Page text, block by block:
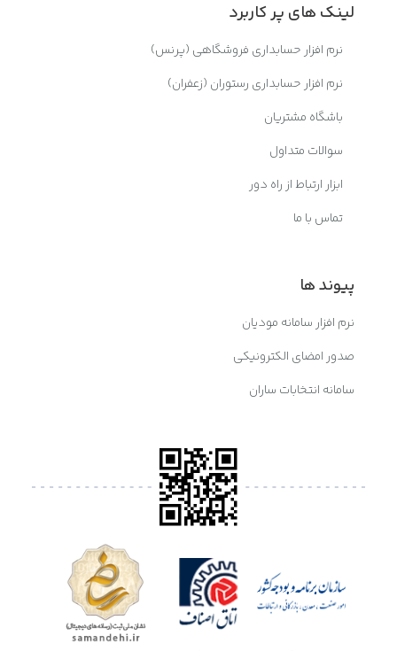
لینک های پر کاربرد
نرم افزار حسابداری فروشگاهی (پرنس)
نرم افزار حسابداری رستوران (زعفران)
باشگاه مشتریان
سوالات متداول
ابزار ارتباط از راه دور
تماس با ما
پیوند ها
نرم افزار سامانه مودیان
صدور امضای الکترونیکی
سامانه انتخابات ساران